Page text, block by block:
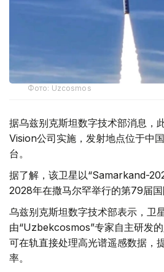
Фото: Uzcosmos
据乌兹别克斯坦数字技术部消息，
Vision公司实施，发射地点位于中
台。
据了解，该卫星以“Samarkand-
2028年在撒马尔罕举行的第79届国
乌兹别克斯坦数字技术部表示，卫
由“Uzbekcosmos”专家自主研发
可在轨直接处理高光谱遥感数据，
率。